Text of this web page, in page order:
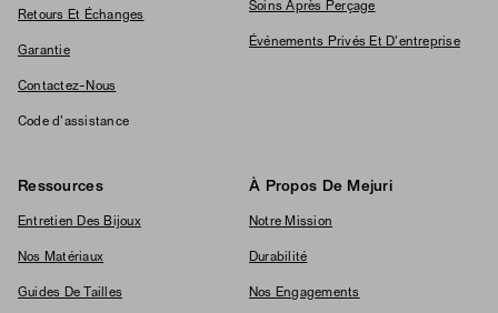
Retours Et Échanges
Garantie
Contactez-Nous
Code d'assistance
Soins Après Perçage
Événements Privés Et D'entreprise
Ressources
Entretien Des Bijoux
Nos Matériaux
Guides De Tailles
À Propos De Mejuri
Notre Mission
Durabilité
Nos Engagements